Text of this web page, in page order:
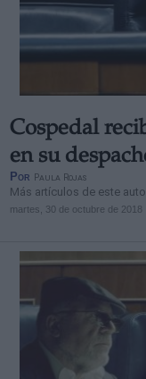
Cospedal
en su
Por Paula Rojas
Más artículos de este
martes, 30 de octubre de 2018